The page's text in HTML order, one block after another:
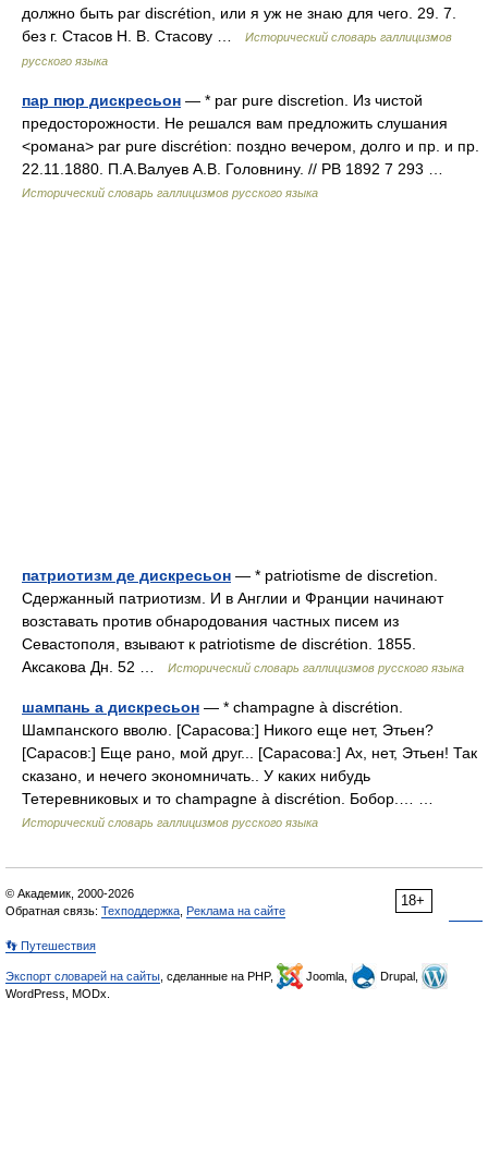
должно быть par discrétion, или я уж не знаю для чего. 29. 7.
без г. Стасов Н. В. Стасову …
Исторический словарь галлицизмов
русского языка
пар пюр дискресьон — * par pure discretion. Из чистой
предосторожности. Не решался вам предложить слушания
<романа> par pure discrétion: поздно вечером, долго и пр. и пр.
22.11.1880. П.А.Валуев А.В. Головнину. // РВ 1892 7 293 …
Исторический словарь галлицизмов русского языка
патриотизм де дискресьон — * patriotisme de discretion.
Сдержанный патриотизм. И в Англии и Франции начинают
возставать против обнародования частных писем из
Севастополя, взывают к patriotisme de discrétion. 1855.
Аксакова Дн. 52 …
Исторический словарь галлицизмов русского языка
шампань а дискресьон — * champagne à discrétion.
Шампанского вволю. [Сарасова:] Никого еще нет, Этьен?
[Сарасов:] Еще рано, мой друг... [Сарасова:] Ах, нет, Этьен! Так
сказано, и нечего экономничать.. У каких нибудь
Тетеревниковых и то champagne à discrétion. Бобор.… …
Исторический словарь галлицизмов русского языка
18+
© Академик, 2000-2026
Обратная связь: Техподдержка Реклама на сайте
👣 Путешествия
Экспорт словарей на сайты , сделанные на PHP, Joomla,
Drupal,
WordPress, MODx.